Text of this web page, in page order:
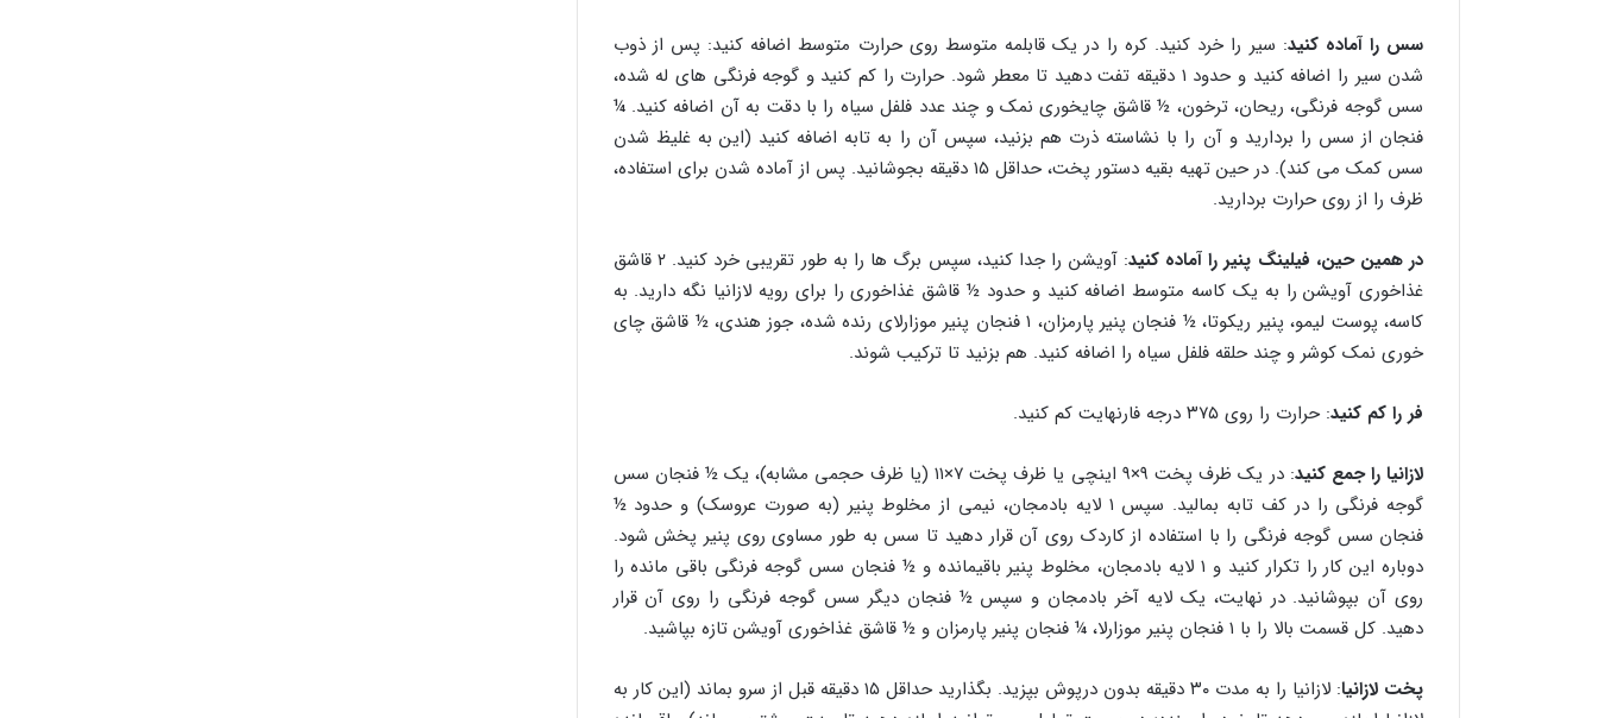
سس را آماده کنید: سیر را خرد کنید. کره را در یک قابلمه متوسط روی حرارت متوسط اضافه کنید: پس از ذوب
شدن سیر را اضافه کنید و حدود ۱ دقیقه تفت دهید تا معطر شود. حرارت را کم کنید و گوجه فرنگی های له شده،
سس گوجه فرنگی، ریحان، ترخون، ½ قاشق چایخوری نمک و چند عدد فلفل سیاه را با دقت به آن اضافه کنید. ¼
فنجان از سس را بردارید و آن را با نشاسته ذرت هم بزنید، سپس آن را به تابه اضافه کنید (این به غلیظ شدن
سس کمک می کند). در حین تهیه بقیه دستور پخت، حداقل ۱۵ دقیقه بجوشانید. پس از آماده شدن برای استفاده،
ظرف را از روی حرارت بردارید.
در همین حین، فیلینگ پنیر را آماده کنید
: آویشن را جدا کنید، سپس برگ ها را به طور تقریبی خرد کنید. ۲ قاشق
غذاخوری آویشن را به یک کاسه متوسط اضافه کنید و حدود ½ قاشق غذاخوری را برای رویه لازانیا نگه دارید. به
کاسه، پوست لیمو، پنیر ریکوتا، ½ فنجان پنیر پارمزان، ۱ فنجان پنیر موزارلای رنده شده، جوز هندی، ½ قاشق چای
خوری نمک کوشر و چند حلقه فلفل سیاه را اضافه کنید. هم بزنید تا ترکیب شوند.
فر را کم کنید: حرارت را روی ۳۷۵ درجه فارنهایت کم کنید.
لازانیا را جمع کنید
: در یک ظرف پخت ۹×۹ اینچی یا ظرف پخت ۷×۱۱ (یا ظرف حجمی مشابه)، یک ½ فنجان سس
گوجه فرنگی را در کف تابه بمالید. سپس ۱ لایه بادمجان، نیمی از مخلوط پنیر (به صورت عروسک) و حدود ½
فنجان سس گوجه فرنگی را با استفاده از کاردک روی آن قرار دهید تا سس به طور مساوی روی پنیر پخش شود.
دوباره این کار را تکرار کنید و ۱ لایه بادمجان، مخلوط پنیر باقیمانده و ½ فنجان سس گوجه فرنگی باقی مانده را
روی آن بپوشانید. در نهایت، یک لایه آخر بادمجان و سپس ½ فنجان دیگر سس گوجه فرنگی را روی آن قرار
دهید. کل قسمت بالا را با ۱ فنجان پنیر موزارلا، ¼ فنجان پنیر پارمزان و ½ قاشق غذاخوری آویشن تازه بپاشید.
پخت لازانیا
: لازانیا را به مدت ۳۰ دقیقه بدون درپوش بپزید. بگذارید حداقل ۱۵ دقیقه قبل از سرو بماند (این کار به